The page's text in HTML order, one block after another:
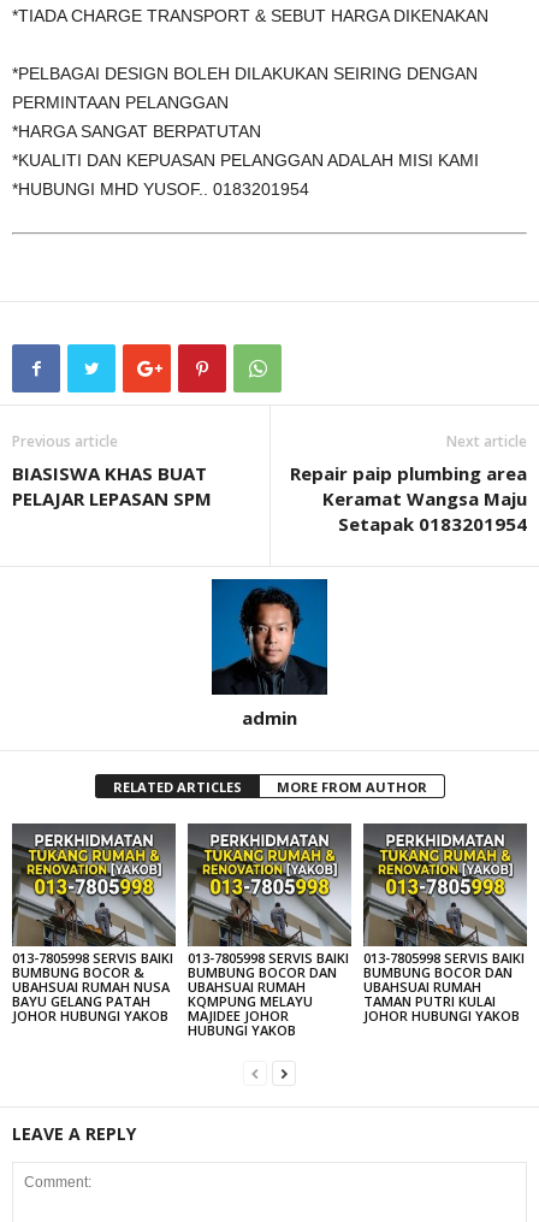
*TIADA CHARGE TRANSPORT & SEBUT HARGA DIKENAKAN
*PELBAGAI DESIGN BOLEH DILAKUKAN SEIRING DENGAN
PERMINTAAN PELANGGAN
*HARGA SANGAT BERPATUTAN
*KUALITI DAN KEPUASAN PELANGGAN ADALAH MISI KAMI
*HUBUNGI MHD YUSOF.. 0183201954
Previous article
BIASISWA KHAS BUAT
PELAJAR LEPASAN SPM
Next article
Repair paip plumbing area
Keramat Wangsa Maju
Setapak 0183201954
admin
RELATED ARTICLES MORE FROM AUTHOR
013-7805998 SERVIS BAIKI
BUMBUNG BOCOR &
UBAHSUAI RUMAH NUSA
BAYU GELANG PATAH
JOHOR HUBUNGI YAKOB
013-7805998 SERVIS BAIKI
BUMBUNG BOCOR DAN
UBAHSUAI RUMAH
KQMPUNG MELAYU
MAJIDEE JOHOR
HUBUNGI YAKOB
013-7805998 SERVIS BAIKI
BUMBUNG BOCOR DAN
UBAHSUAI RUMAH
TAMAN PUTRI KULAI
JOHOR HUBUNGI YAKOB
LEAVE A REPLY